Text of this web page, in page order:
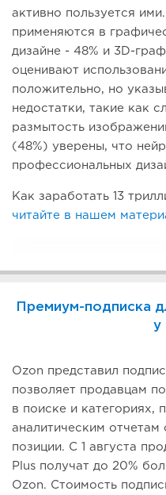
активно пользуется
применяются в
дизайне - 48% и 3D-
оценивают
положительно, но
недостатки, такие как
размытость
(48%) уверены, что
профессиональных
Как заработать 13
читайте в нашем
Премиум-подписка
у
Ozon представил
позволяет продавцам
в поиске и категориях,
аналитическим
позиции. С 1 августа
Plus получат до 20%
Ozon. Стоимость